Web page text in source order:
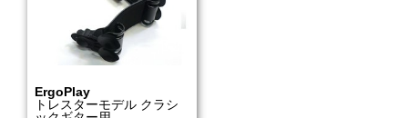
ErgoPlay
トレスターモデル クラシ